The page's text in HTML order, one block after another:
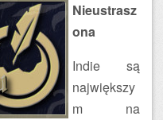
Nieustrasz
ona
Indie są
największy
m na